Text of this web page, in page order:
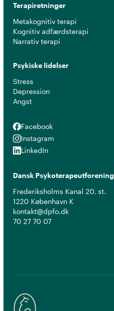
Terapiretninger
Metakognitiv terapi
Kognitiv adfærdsterapi
Narrativ terapi
Psykiske lidelser
Stress
Depression
Angst
Facebook
Facebook
Instagram
Instagram
LinkedIn
LinkedIn
Dansk Psykoterapeutforening
Frederiksholms Kanal 20, st.
1220 København K
kontakt@dpfo.dk
70 27 70 07